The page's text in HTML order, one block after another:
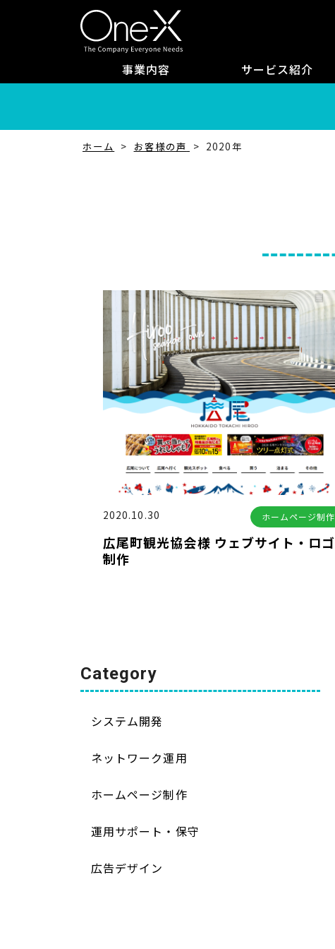
事業内容 サービス紹介
ホーム お客様の声 2020年
2020.10.30 ホームページ制作
広尾町観光協会様 ウェブサイト・ロゴ
制作
Category
システム開発
ネットワーク運用
ホームページ制作
運用サポート・保守
広告デザイン